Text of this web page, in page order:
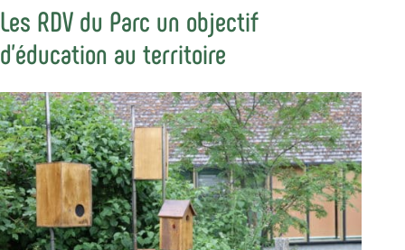
Les RDV du Parc un objectif
d’éducation au territoire